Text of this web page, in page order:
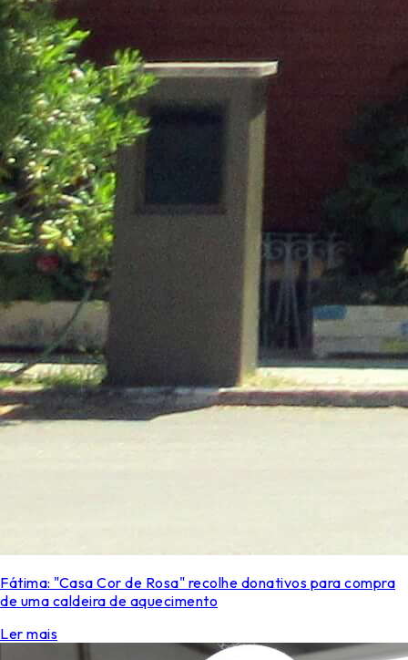
Fátima: "Casa Cor de Rosa" recolhe donativos para compra
de uma caldeira de aquecimento
Ler mais